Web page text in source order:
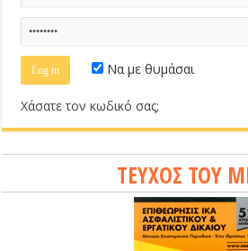
Να με θυμάσαι
Χάσατε τον κωδικό σας;
ΤΕΥΧΟΣ ΤΟΥ